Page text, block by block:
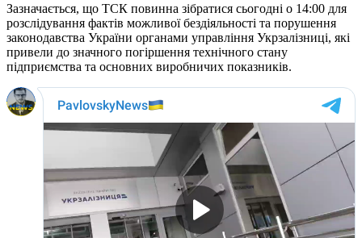
Зазначається, що ТСК повинна зібратися сьогодні о 14:00 для
розслідування фактів можливої ​​бездіяльності та порушення
законодавства України органами управління Укрзалізниці, які
привели до значного погіршення технічного стану
підприємства та основних виробничих показників.